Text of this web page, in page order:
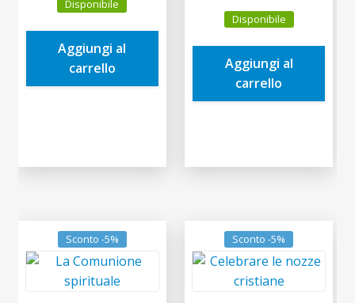
originale
era:
13,00€.
è:
Disponibile
Aggiungi al
carrello
prezzo
originale
era:
10,00€.
è:
Disponibile
Aggiungi al
carrello
Sconto -5% Sconto -5%